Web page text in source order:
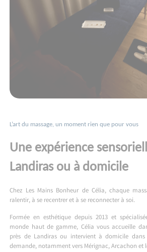
L’art du massage, un moment rien que pour vous
Une expérience
Landiras ou à domicile
Chez Les Mains Bonheur de Célia, chaque
ralentir, à se recentrer et à se reconnecter à soi.
Formée en esthétique depuis 2013 et
monde haut de gamme, Célia vous accueille
près de Landiras ou intervient à domicile
demande, notamment vers Mérignac, Arcachon et